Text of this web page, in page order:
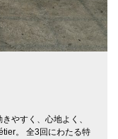
やすく、心地よく、
。 全3回にわたる特